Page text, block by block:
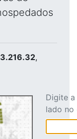
,
Digite
lado no